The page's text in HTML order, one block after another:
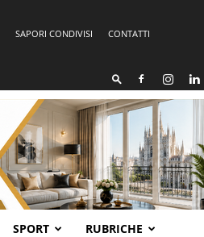
SAPORI CONDIVISI
CONTATTI
SPORT RUBRICHE